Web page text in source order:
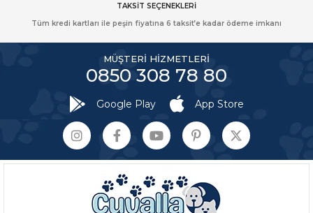
TAKSİT SEÇENEKLERİ
Tüm kredi kartları ile peşin fiyatına 6 taksit’e kadar ödeme imkanı
MÜŞTERİ HİZMETLERİ
0850 308 78 80
Google Play App Store